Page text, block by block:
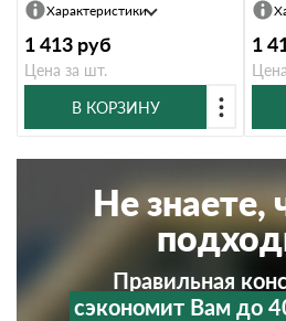
Характеристики
1 413 руб
Цена за шт.
В КОРЗИНУ
1
Не знаете,
Правильная
сэкономит Вам до